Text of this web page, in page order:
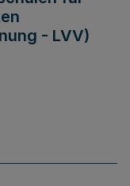
- LVV)